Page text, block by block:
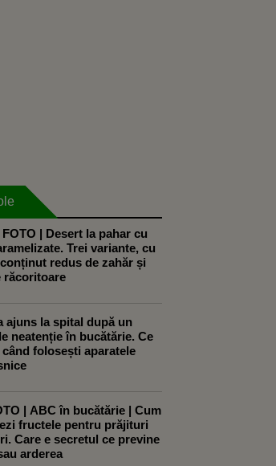
| Desert la pahar cu
Trei variante, cu
redus de zahăr și
răcoritoare
ajuns la spital după un
neatenție în bucătărie. Ce
folosești aparatele
| ABC în bucătărie | Cum
fructele pentru prăjituri
Care e secretul ce previne
arderea